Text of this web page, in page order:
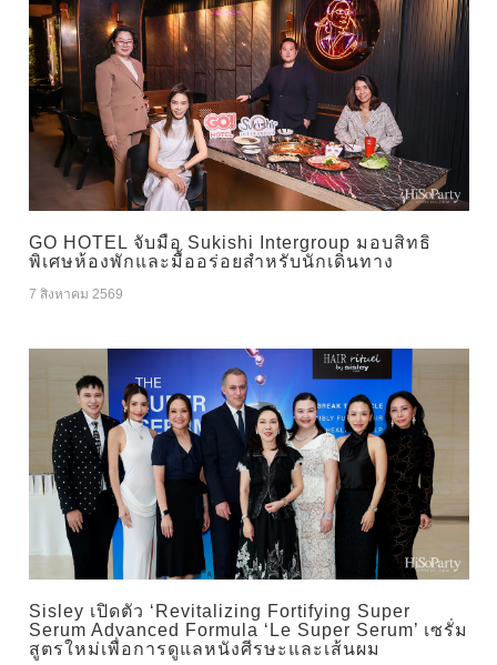
GO HOTEL จับมือ Sukishi Intergroup มอบสิทธิ
พิเศษห้องพักและมื้ออร่อยสำหรับนักเดินทาง
7 สิงหาคม 2569
Sisley เปิดตัว ‘Revitalizing Fortifying Super
Serum Advanced Formula ‘Le Super Serum’ เซรั่ม
สูตรใหม่เพื่อการดูแลหนังศีรษะและเส้นผม